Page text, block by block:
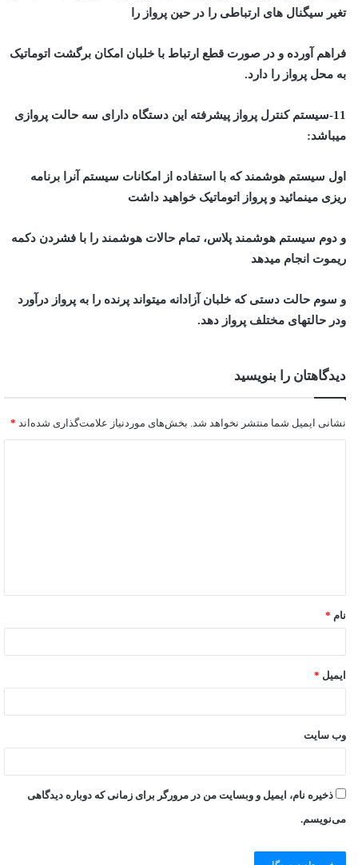
تغیر سیگنال های ارتباطی را در حین پرواز را
فراهم آورده و در صورت قطع ارتباط با خلبان امکان برگشت اتوماتیک
به محل پرواز را دارد.
11-سیستم کنترل پرواز پیشرفته این دستگاه دارای سه حالت پروازی
میباشد:
اول سیستم هوشمند که با استفاده از امکانات سیستم آنرا برنامه
ریزی مینمائید و پرواز اتوماتیک خواهید داشت
و دوم سیستم هوشمند پلاس، تمام حالات هوشمند را با فشردن دکمه
ریموت انجام میدهد
و سوم حالت دستی که خلبان آزادانه میتواند پرنده را به پرواز درآورد
ودر حالتهای مختلف پرواز دهد.
دیدگاهتان را بنویسید
نشانی ایمیل شما منتشر نخواهد شد. بخش‌های موردنیاز علامت‌گذاری شده‌اند *
نام *
ایمیل *
وب‌ سایت
ذخیره نام، ایمیل و وبسایت من در مرورگر برای زمانی که دوباره دیدگاهی
می‌نویسم.